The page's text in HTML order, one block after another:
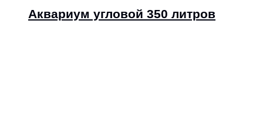
Аквариум угловой 350 литров